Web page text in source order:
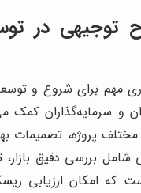
توجیهی در
مهم برای شروع و
و سرمایه‌گذاران کمک
پروژه، تصمیمات
بررسی دقیق
که امکان ارزیابی